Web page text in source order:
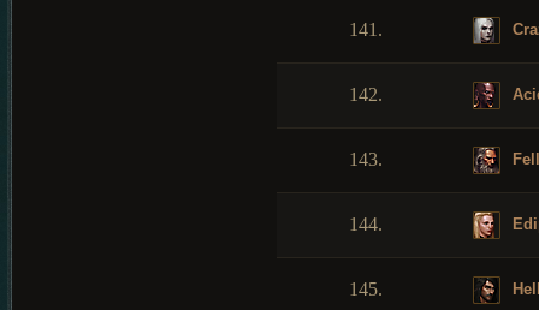
141.
142.
143.
144.
145.